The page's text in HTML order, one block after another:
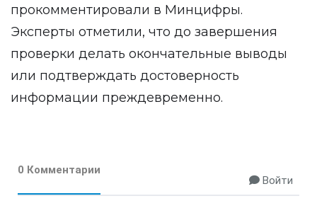
прокомментировали в Минцифры.
Эксперты отметили, что до завершения
проверки делать окончательные выводы
или подтверждать достоверность
информации преждевременно.
0 Комментарии
Войти